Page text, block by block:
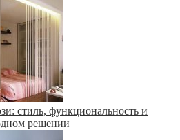
стиль, функциональность и
решении